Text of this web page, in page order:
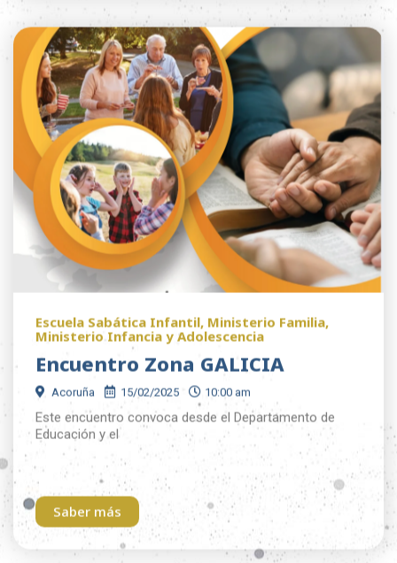
Escuela Sabática Infantil,Ministerio Familia,
Encuentro Zona GALICIA
Acoruña 15/02/2025 10:00 am
Este encuentro convoca desde el Departamento de
Educación y el
Saber más